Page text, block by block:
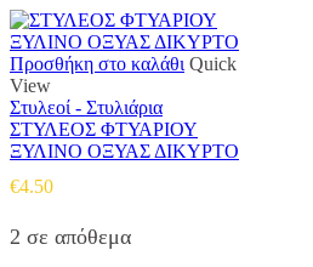
Προσθήκη στο καλάθι Quick
View
Στυλεοί - Στυλιάρια
ΣΤΥΛΕΟΣ ΦΤΥΑΡΙΟΥ
ΞΥΛΙΝΟ ΟΞΥΑΣ ΔΙΚΥΡΤΟ
€4.50
2 σε απόθεμα